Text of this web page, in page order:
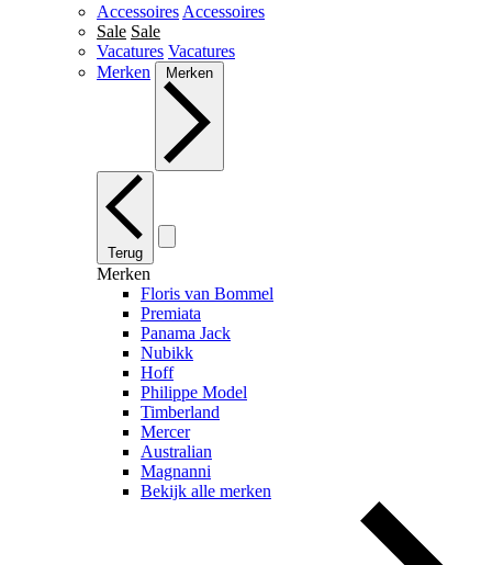
Accessoires Accessoires
Sale Sale
Vacatures Vacatures
Merken
Merken
Terug
Merken
Floris van Bommel
Premiata
Panama Jack
Nubikk
Hoff
Philippe Model
Timberland
Mercer
Australian
Magnanni
Bekijk alle merken